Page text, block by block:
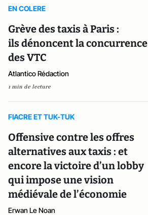
EN COLERE
Grève des taxis à Paris :
ils dénoncent la concurrence
des VTC
Atlantico Rédaction
1 min de lecture
FIACRE ET TUK-TUK
Offensive contre les offres
alternatives aux taxis : et
encore la victoire d’un lobby
qui impose une vision
médiévale de l’économie
Erwan Le Noan